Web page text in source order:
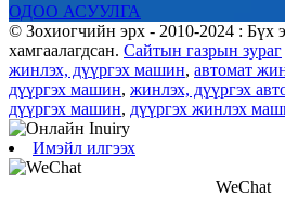
ОДОО АСУУЛГА
© Зохиогчийн эрх - 2010-2024 : Бүх
хамгаалагдсан. Сайтын газрын зураг
жинлэх, дүүргэх машин, автомат
дүүргэх машин, жинлэх, дүүргэх
дүүргэх машин, дүүргэх жинлэх
Имэйл илгээх
WeChat